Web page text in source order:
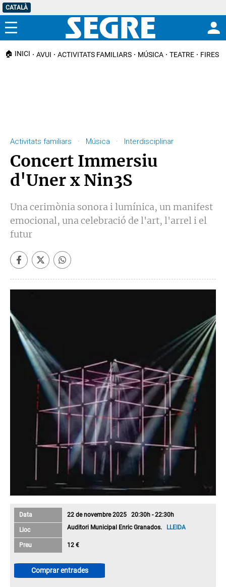
CATALÀ
Menú
🏠 INICI AVUI ACTIVITATS FAMILIARS MÚSICA TEATRE FIRES I
Activitats familiars · Música · Interdisciplinar
Concert Immersiu
d'Uner x Nin3S
Una cerimònia sonora i lumínica, un manifest
emocional, una celebració de l'art, l'arrel i el
futur
Data 22 de novembre 2025 20:30h - 22:30h
Lloc Auditori Municipal Enric Granados. LLEIDA
Preu 12 €
Comprar entrades